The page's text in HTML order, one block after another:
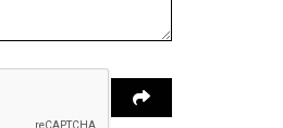
Иновации САЩ